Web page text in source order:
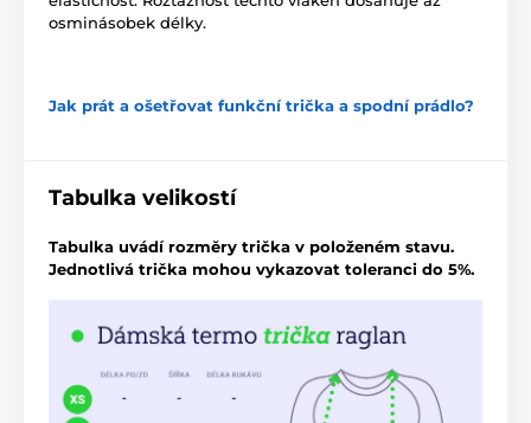
osminásobek délky.
Jak prát a ošetřovat funkční trička a spodní prádlo?
Tabulka velikostí
Tabulka uvádí rozměry trička v položeném stavu.
Jednotlivá trička mohou vykazovat toleranci do 5%.